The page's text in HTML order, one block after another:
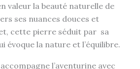
valeur la beauté naturelle de
ses nuances douces et
cette pierre séduit par sa
évoque la nature et l’équilibre.
l’aventurine avec